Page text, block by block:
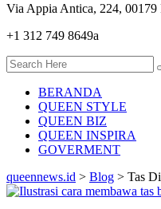
Via Appia Antica, 224, 00179
+1 312 749 8649a
BERANDA
QUEEN STYLE
QUEEN BIZ
QUEEN INSPIRA
GOVERMENT
queennews.id > Blog > Tas